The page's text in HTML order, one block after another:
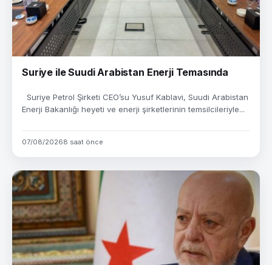
Suriye ile Suudi Arabistan Enerji Temasında
Suriye Petrol Şirketi CEO’su Yusuf Kablavi, Suudi Arabistan
Enerji Bakanlığı heyeti ve enerji şirketlerinin temsilcileriyle...
07/08/20268 saat önce